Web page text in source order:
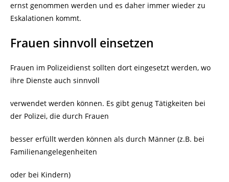
ernst genommen werden und es daher immer wieder zu
Eskalationen kommt.
Frauen sinnvoll einsetzen
Frauen im Polizeidienst sollten dort eingesetzt werden, wo
ihre Dienste auch sinnvoll
verwendet werden können. Es gibt genug Tätigkeiten bei
der Polizei, die durch Frauen
besser erfüllt werden können als durch Männer (z.B. bei
Familienangelegenheiten
oder bei Kindern)